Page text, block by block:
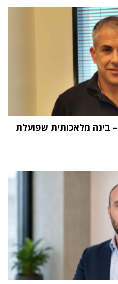
"העתיד הוא Physical AI – בינה מלאכותית שפועלת